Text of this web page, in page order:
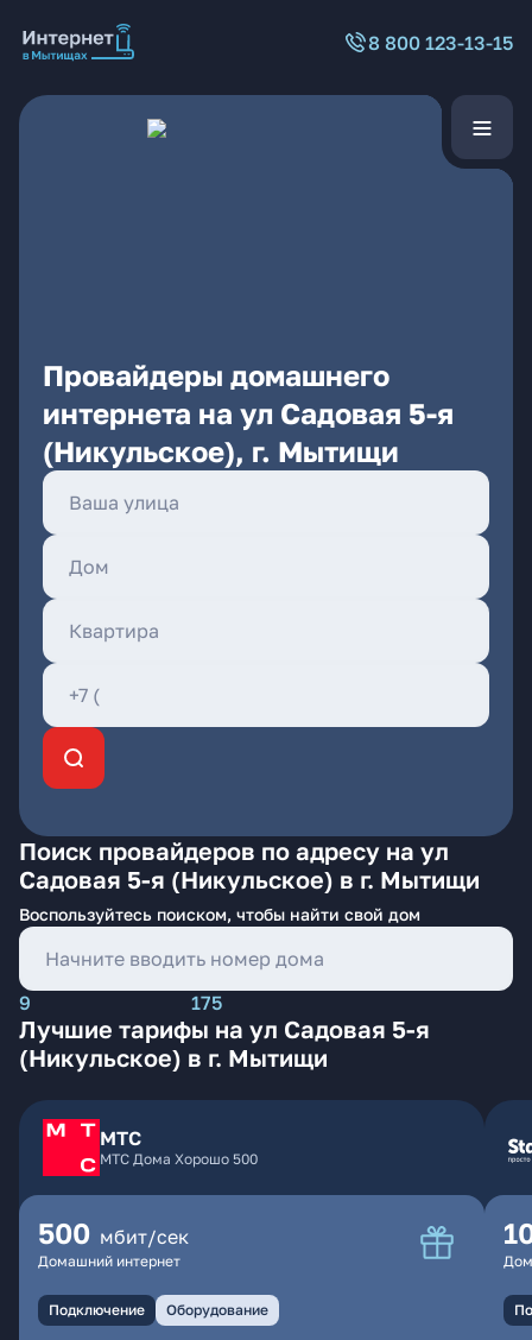
8 800 123-13-15
Провайдеры домашнего
интернета на ул Садовая 5-я
(Никульское), г. Мытищи
Поиск провайдеров по адресу на ул
Садовая 5-я (Никульское) в г. Мытищи
Воспользуйтесь поиском, чтобы найти свой дом
9 175
Лучшие тарифы на ул Садовая 5-я
(Никульское) в г. Мытищи
МТС
МТС Дома Хорошо 500
500 мбит/сек
Домашний интернет
Подключение Оборудование